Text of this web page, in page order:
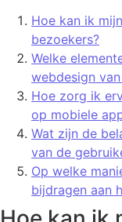
Hoe kan ik
bezoekers?
Welke
webdesign
Hoe zorg ik
op mobiele
Wat zijn de
van de
Op welke
bijdragen aan